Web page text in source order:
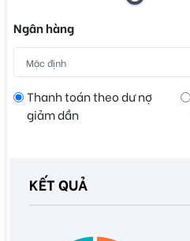
Ngân hàng
Thanh toán theo dư nợ
giảm dần
KẾT QUẢ